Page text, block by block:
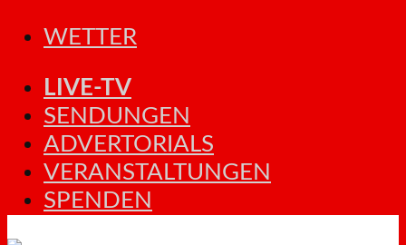
WETTER
LIVE-TV
SENDUNGEN
ADVERTORIALS
VERANSTALTUNGEN
SPENDEN